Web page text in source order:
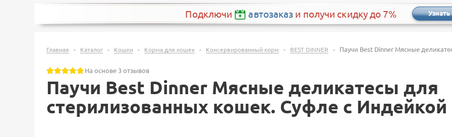
Подключи автозаказ и получи скидку до 7%
Главная - Каталог - Кошки - Корма для кошек - Консервированный корм - BEST DINNER - Паучи Best Dinner Мясные
На основе 3 отзывов
Паучи Best Dinner Мясные деликатесы для
стерилизованных кошек. Суфле с Индейкой